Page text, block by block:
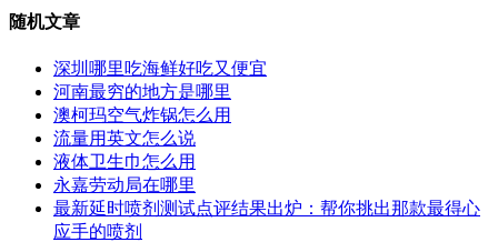
随机文章
深圳哪里吃海鲜好吃又便宜
河南最穷的地方是哪里
澳柯玛空气炸锅怎么用
流量用英文怎么说
液体卫生巾怎么用
永嘉劳动局在哪里
最新延时喷剂测试点评结果出炉：帮你挑出那款最得心
应手的喷剂